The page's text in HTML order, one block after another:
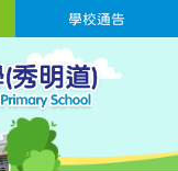
學校通告